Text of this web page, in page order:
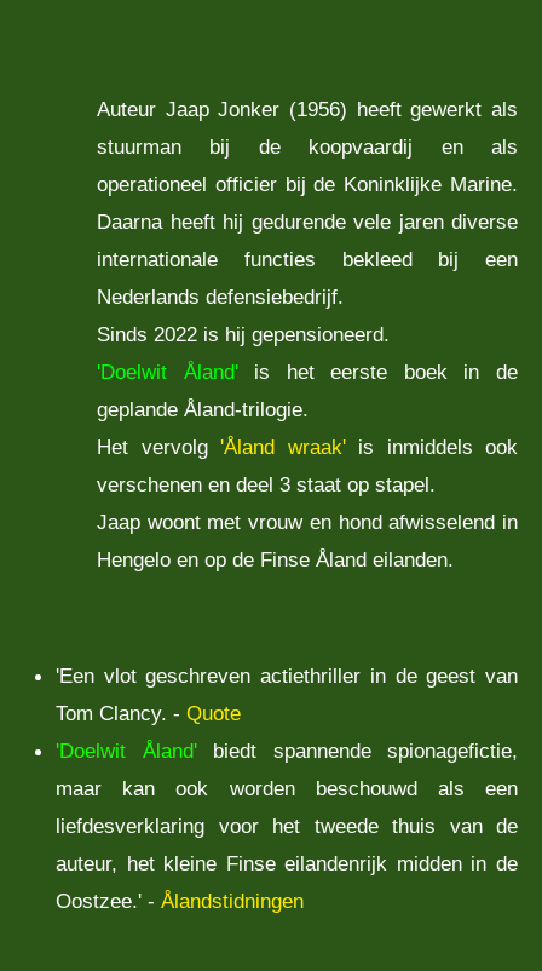
Auteur Jaap Jonker (1956) heeft gewerkt als
stuurman bij de koopvaardij en als
operationeel officier bij de Koninklijke Marine.
Daarna heeft hij gedurende vele jaren diverse
internationale functies bekleed bij een
Nederlands defensiebedrijf.
Sinds 2022 is hij gepensioneerd.
'Doelwit Åland'is het eerste boek in de
geplande Åland-trilogie.
Het vervolg 'Åland wraak'is inmiddels ook
verschenen en deel 3 staat op stapel.
Jaap woont met vrouw en hond afwisselend in
Hengelo en op de Finse Åland eilanden.
'Een vlot geschreven actiethriller in de geest van
Tom Clancy. - Quote
'Doelwit Åland'biedt spannende spionagefictie,
maar kan ook worden beschouwd als een
liefdesverklaring voor het tweede thuis van de
auteur, het kleine Finse eilandenrijk midden in de
Oostzee.' - Ålandstidningen